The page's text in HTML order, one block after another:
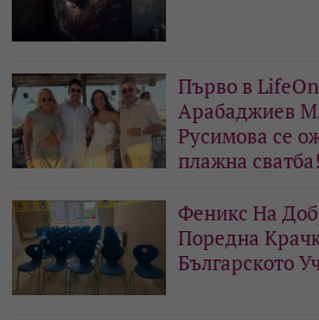
Първо в
Арабаджиев
Русимова сe
плажна
Феникс На
Поредна
Българското